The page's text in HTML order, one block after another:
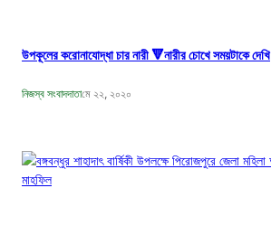
উপকূলের করোনাযোদ্ধা চার নারী 🔻নারীর চোখে সময়টাকে দেখি
নিজস্ব সংবাদদাতামে ২২, ২০২০